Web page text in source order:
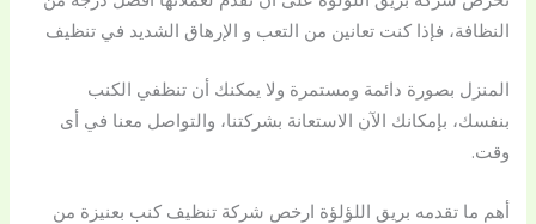
النظافة، فإذا كنت تعانين من التعب و الإرهاق الشديد في تنظيف
المنزل بصورة دائمة ومستمرة ولا يمكنك أن تنظفي الكنب
بنفسك، بإمكانك الآن الاستعانة بشركتنا، والتواصل معنا في أى
وقت.
أهم ما تقدمه بريق اللؤلؤة ارخص شركة تنظيف كنب بعنيزة من